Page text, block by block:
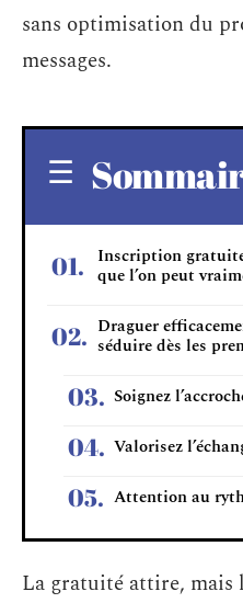
sans optimisation du
messages.
Inscription
que l’on peut
Draguer
séduire dès les
Soignez
Valorisez
Attention au
La gratuité attire, mais